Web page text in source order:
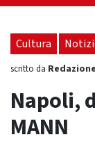
Cultura
scritto da
Napoli,
MANN